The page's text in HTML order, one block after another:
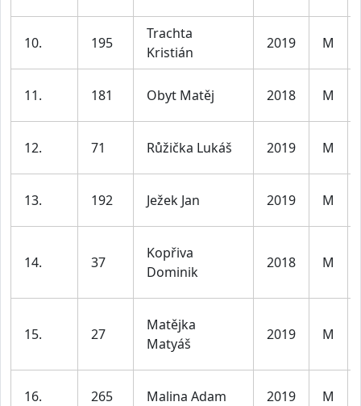
10. 195
Trachta
Kristián
2019 M
11. 181 Obyt Matěj 2018 M
12. 71 Růžička Lukáš 2019 M
13. 192 Ježek Jan 2019 M
14. 37
Kopřiva
Dominik
2018 M
15. 27
Matějka
Matyáš
2019 M
16. 265 Malina Adam 2019 M